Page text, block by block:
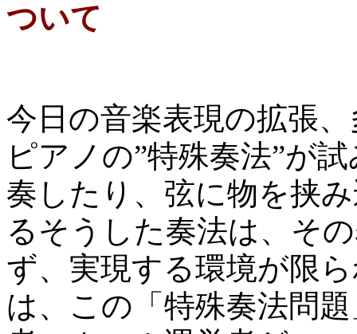
ついて
今日の音楽表現の拡張
ピアノの”特殊奏法”が
奏したり、弦に物を挟
るそうした奏法は、そ
ず、実現する環境が限
は、この「特殊奏法問